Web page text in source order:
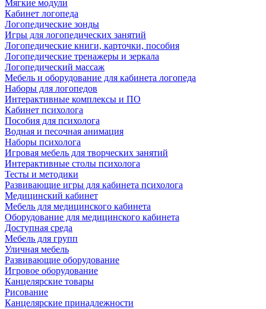
Мягкие модули
Кабинет логопеда
Логопедические зонды
Игры для логопедических занятий
Логопедические книги, карточки, пособия
Логопедические тренажеры и зеркала
Логопедический массаж
Мебель и оборудование для кабинета логопеда
Наборы для логопедов
Интерактивные комплексы и ПО
Кабинет психолога
Пособия для психолога
Водная и песочная анимация
Наборы психолога
Игровая мебель для творческих занятий
Интерактивные столы психолога
Тесты и методики
Развивающие игры для кабинета психолога
Медицинский кабинет
Мебель для медицинского кабинета
Оборудование для медицинского кабинета
Доступная среда
Мебель для групп
Уличная мебель
Развивающие оборудование
Игровое оборудование
Канцелярские товары
Рисование
Канцелярские принадлежности